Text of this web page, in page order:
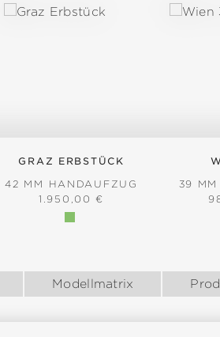
GRAZ ERBSTÜCK
42 MM HANDAUFZUG
REGULÄRER PREIS:
1.950,00 €
39 MM
Modellmatrix